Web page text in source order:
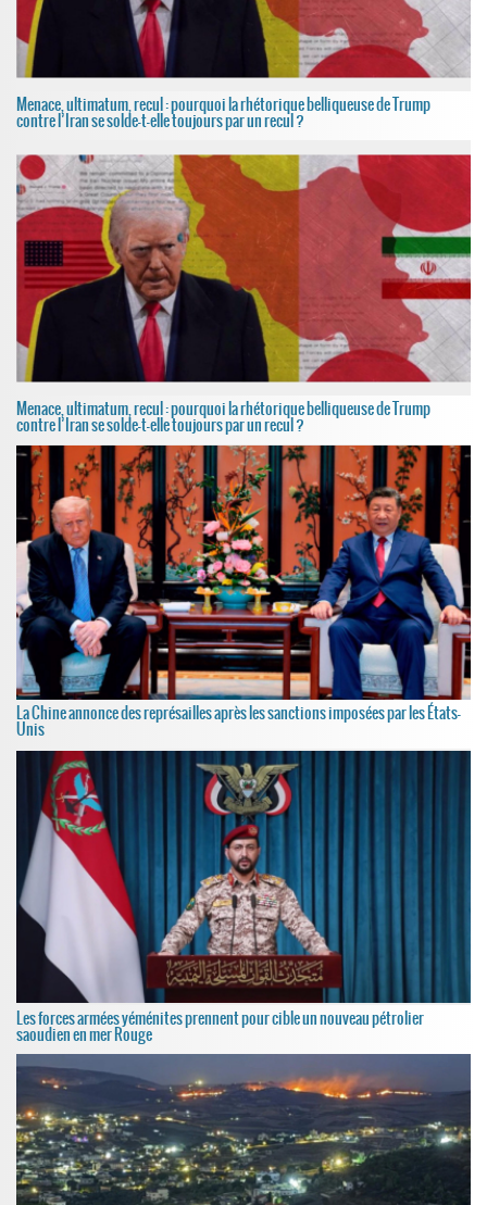
Menace, ultimatum, recul : pourquoi la rhétorique belliqueuse de Trump
contre l’Iran se solde-t-elle toujours par un recul ?
Menace, ultimatum, recul : pourquoi la rhétorique belliqueuse de Trump
contre l’Iran se solde-t-elle toujours par un recul ?
La Chine annonce des représailles après les sanctions imposées par les États-
Unis
Les forces armées yéménites prennent pour cible un nouveau pétrolier
saoudien en mer Rouge